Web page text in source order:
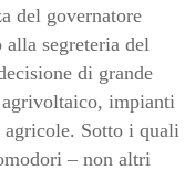
del governatore
segreteria del
di grande
impianti
agricole. Sotto i quali
– non altri